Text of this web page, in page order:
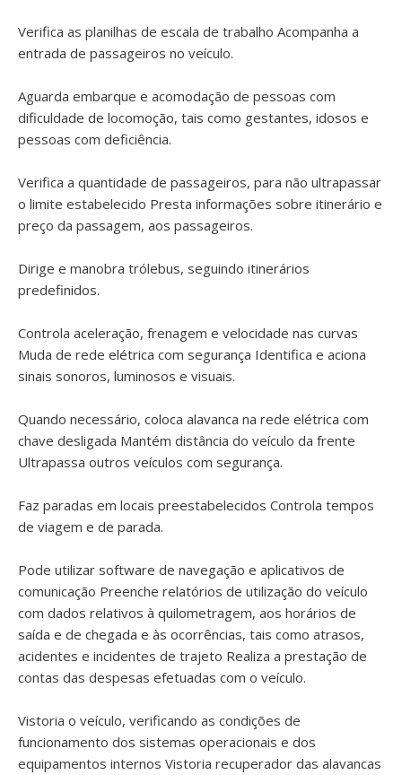
Verifica as planilhas de escala de trabalho Acompanha a
entrada de passageiros no veículo.
Aguarda embarque e acomodação de pessoas com
dificuldade de locomoção, tais como gestantes, idosos e
pessoas com deficiência.
Verifica a quantidade de passageiros, para não ultrapassar
o limite estabelecido Presta informações sobre itinerário e
preço da passagem, aos passageiros.
Dirige e manobra trólebus, seguindo itinerários
predefinidos.
Controla aceleração, frenagem e velocidade nas curvas
Muda de rede elétrica com segurança Identifica e aciona
sinais sonoros, luminosos e visuais.
Quando necessário, coloca alavanca na rede elétrica com
chave desligada Mantém distância do veículo da frente
Ultrapassa outros veículos com segurança.
Faz paradas em locais preestabelecidos Controla tempos
de viagem e de parada.
Pode utilizar software de navegação e aplicativos de
comunicação Preenche relatórios de utilização do veículo
com dados relativos à quilometragem, aos horários de
saída e de chegada e às ocorrências, tais como atrasos,
acidentes e incidentes de trajeto Realiza a prestação de
contas das despesas efetuadas com o veículo.
Vistoria o veículo, verificando as condições de
funcionamento dos sistemas operacionais e dos
equipamentos internos Vistoria recuperador das alavancas